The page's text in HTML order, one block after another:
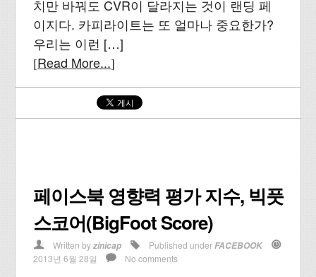
치만 바꿔도 CVR이 달라지는 것이 랜딩 페
이지다. 카피라이트는 또 얼마나 중요한가?
우리는 이런 […]
[Read More...]
페이스북 영향력 평가 지수, 빅풋
스코어(BigFoot Score)
Written byzinicap Published underFACEBOOK
2013년 6월 28일
No comments